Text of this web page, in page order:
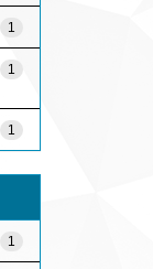
1
1
1
1